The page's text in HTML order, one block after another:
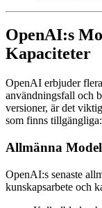
OpenAI:s
Kapaciteter
OpenAI erbjuder
användningsfall och
versioner, är det
som finns tillgängliga:
Allmänna
OpenAI:s senaste
kunskapsarbete och